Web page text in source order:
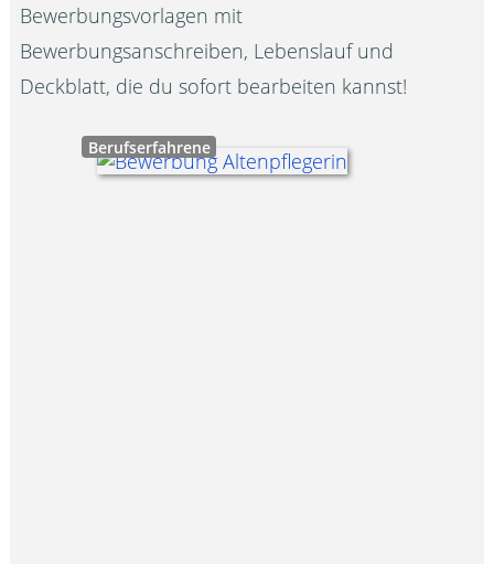
Bewerbungsvorlagen mit
Bewerbungsanschreiben, Lebenslauf und
Deckblatt, die du sofort bearbeiten kannst!
Berufserfahrene